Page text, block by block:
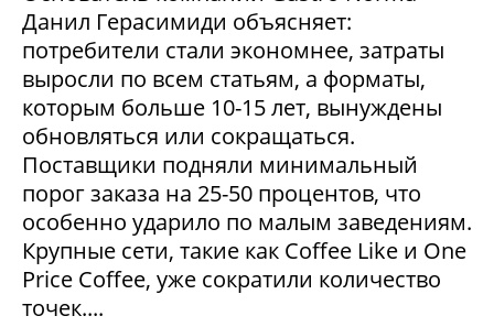
Данил Герасимиди объясняет:
потребители стали экономнее, затраты
выросли по всем статьям, а форматы,
которым больше 10-15 лет, вынуждены
обновляться или сокращаться.
Поставщики подняли минимальный
порог заказа на 25-50 процентов, что
особенно ударило по малым заведениям.
Крупные сети, такие как Coffee Like и One
Price Coffee, уже сократили количество
точек....